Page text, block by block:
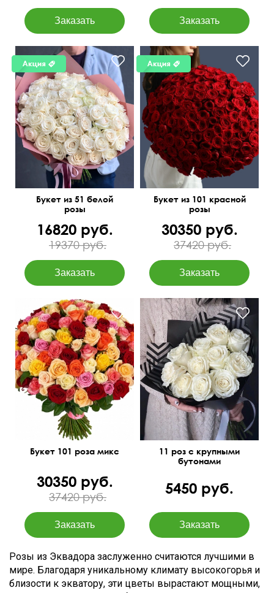
50 см 60 см
Букет из 51 белой
розы
16820 руб.
19370 руб.
50 см 70 см
Букет из 101 красной
розы
30350 руб.
37420 руб.
50 см 70 см
Букет 101 роза микс
30350 руб.
37420 руб.
50 см 30 см
11 роз с крупными
бутонами
5450 руб.
Розы из Эквадора заслуженно считаются лучшими в
мире. Благодаря уникальному климату высокогорья и
близости к экватору, эти цветы вырастают мощными,